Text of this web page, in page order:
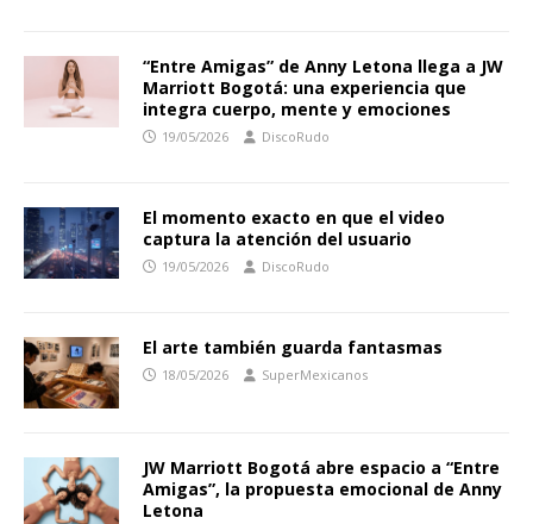
“Entre Amigas” de Anny Letona llega a JW
Marriott Bogotá: una experiencia que
integra cuerpo, mente y emociones
19/05/2026 DiscoRudo
El momento exacto en que el video
captura la atención del usuario
19/05/2026 DiscoRudo
El arte también guarda fantasmas
18/05/2026 SuperMexicanos
JW Marriott Bogotá abre espacio a “Entre
Amigas”, la propuesta emocional de Anny
Letona